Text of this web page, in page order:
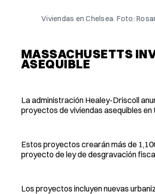
Viviendas en Chelsea. Foto:
MASSACHUSETTS
ASEQUIBLE
La administración Healey-Driscoll
proyectos de viviendas asequibles en
Estos proyectos crearán más de
proyecto de ley de desgravación
Los proyectos incluyen nuevas